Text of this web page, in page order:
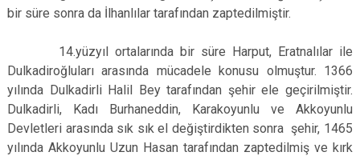
bir süre sonra da İlhanlılar tarafından zaptedilmiştir.
14.yüzyıl ortalarında bir süre Harput, Eratnalılar ile
Dulkadiroğluları arasında mücadele konusu olmuştur. 1366
yılında Dulkadirli Halil Bey tarafından şehir ele geçirilmiştir.
Dulkadirli, Kadı Burhaneddin, Karakoyunlu ve Akkoyunlu
Devletleri arasında sık sık el değiştirdikten sonra şehir, 1465
yılında Akkoyunlu Uzun Hasan tarafından zaptedilmiş ve kırk